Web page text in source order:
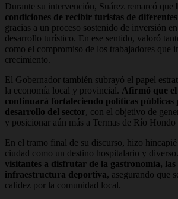
Durante su intervención, Suárez remarcó que
condiciones de recibir turistas de
gracias a un proceso sostenido de inversión
desarrollo turístico. En ese sentido, valoró
como el compromiso de los trabajadores que
crecimiento.
El Gobernador también subrayó el papel
la economía local y provincial. Afirmó que
continuará fortaleciendo políticas públicas
desarrollo del sector, con el objetivo de
y posicionar aún más a Termas de Río
En el tramo final de su discurso, hizo
ciudad como un destino hospitalario y diverso.
visitantes a disfrutar de la gastronomía, las
infraestructura deportiva, asegurando que
calidez por la comunidad local.